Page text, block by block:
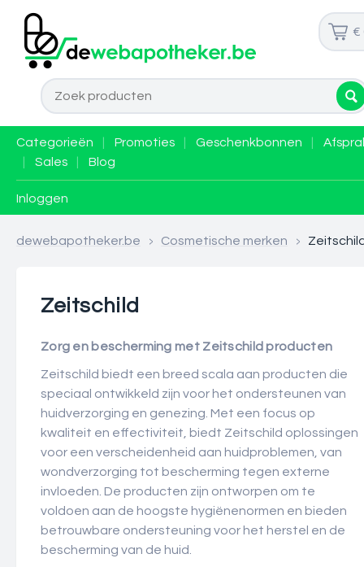
€
Categorieën Promoties Geschenkbonnen
Sales Blog
Inloggen
dewebapotheker.be > Cosmetische merken >
Zeitschild
Zorg en bescherming met Zeitschild producten
Zeitschild biedt een breed scala aan producten die
speciaal ontwikkeld zijn voor het ondersteunen van
huidverzorging en genezing. Met een focus op
kwaliteit en effectiviteit, biedt Zeitschild oplossingen
voor een verscheidenheid aan huidproblemen, van
wondverzorging tot bescherming tegen externe
invloeden. De producten zijn ontworpen om te
voldoen aan de hoogste hygiënenormen en bieden
betrouwbare ondersteuning voor het herstel en de
bescherming van de huid.